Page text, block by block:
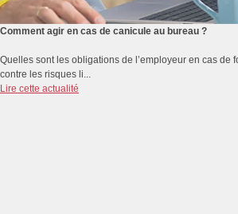
Comment agir en cas de canicule au bureau ?
Quelles sont les obligations de l’employeur en cas de
contre les risques li...
Lire cette actualité